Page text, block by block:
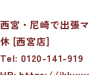
西宮・尼崎で出張
休 [西宮店]
Tel: 0120-141-919